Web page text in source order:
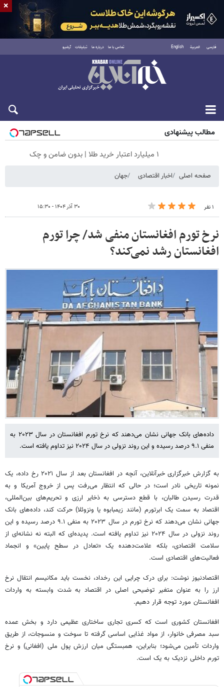
فارسی العربية English تماس با ما درباره ما تبلیغات آرشیو
شنبه ۱۷ مرداد ۱۴۰۵
مطالب پیشنهادی
۱ میلیارد اعتبار خرید طلا | بدون ضامن و چک
صفحه اصلی اخبار اقتصادی جهان
۱ نفر ۳۰ آذر ۱۴۰۴ - ۱۵:۳۰
نرخ تورم افغانستان منفی شد/ چرا تورم
افغانستان رشد نمی‌کند؟
داده‌های بانک جهانی نشان می‌دهند که نرخ تورم افغانستان در سال ۲۰۲۳ به
منفی ۹.۱ درصد رسیده و این روند نزولی در سال ۲۰۲۴ نیز تداوم یافته است.
به گزارش خبرگزاری خبرآنلاین، آنچه در افغانستان بعد از سال ۲۰۲۱ رخ داده، یک
نمونه تاریخی نادر است؛ در حالی که انتظار می‌رفت پس از خروج آمریکا و به
قدرت رسیدن طالبان، با قطع دسترسی به ذخایر ارزی و تحریم‌های بین‌المللی،
اقتصاد به سمت یک ابرتورم (مانند زیمبابوه یا ونزوئلا) حرکت کند، داده‌های بانک
جهانی نشان می‌دهند که نرخ تورم در سال ۲۰۲۳ به منفی ۹.۱ درصد رسیده و این
روند نزولی در سال ۲۰۲۴ نیز تداوم یافته است. پدیده‌ای که البته نه نشانه‌ای از
سلامت اقتصادی، بلکه علامت‌دهنده‌ یک «تعادل در سطح پایین» و انجماد
فعالیت‌های اقتصادی است.
اقتصادنیوز نوشت: برای درک چرایی این رخداد، نخست باید مکانیسم انتقال نرخ
ارز را به عنوان متغیر توضیحی اصلی در اقتصاد به شدت وابسته به واردات
افغانستان مورد توجه قرار دهیم.
افغانستان کشوری است که کسری تجاری ساختاری عظیمی دارد و بخش عمده
سبد مصرفی خانوار، از مواد غذایی اساسی گرفته تا سوخت و منسوجات، از طریق
واردات تأمین می‌شود؛ بنابراین، همبستگی میان ارزش پول ملی (افغانی) و نرخ
تورم داخلی نزدیک به یک است.
×